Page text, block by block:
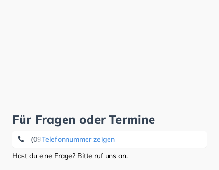
Für Fragen oder Termine
Telefonnummer zeigen
(0921) 73 04 88 32
Hast du eine Frage? Bitte ruf uns an.